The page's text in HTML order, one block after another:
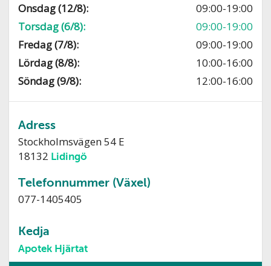
Onsdag (12/8):
09:00-19:00
Torsdag (6/8):
09:00-19:00
Fredag (7/8):
09:00-19:00
Lördag (8/8):
10:00-16:00
Söndag (9/8):
12:00-16:00
Adress
Stockholmsvägen 54 E
18132 Lidingö
Telefonnummer (Växel)
077-1405405
Kedja
Apotek Hjärtat